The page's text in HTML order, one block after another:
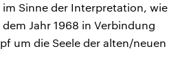
Sinne der Interpretation, wie
Jahr 1968 in Verbindung
um die Seele der alten/neuen